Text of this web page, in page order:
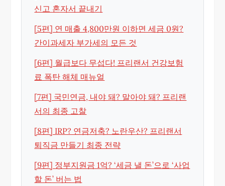
신고 혼자서 끝내기
[5편] 연 매출 4,800만원 이하면 세금 0원?
간이과세자 부가세의 모든 것
[6편] 월급보다 무섭다! 프리랜서 건강보험
료 폭탄 해체 매뉴얼
[7편] 국민연금, 내야 돼? 말아야 돼? 프리랜
서의 최종 고찰
[8편] IRP? 연금저축? 노란우산? 프리랜서
퇴직금 만들기 최종 전략
[9편] 정부지원금 1억? ‘세금 낼 돈’으로 ‘사업
할 돈’ 버는 법